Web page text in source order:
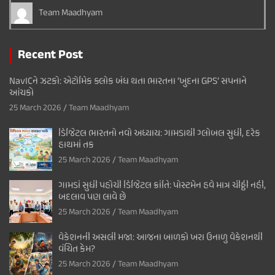
Team Maadhyam
Recent Post
NavICને ઝટકો: એટોમિક ક્લોક બંધ થતા ભારતના ‘ખુદના GPS’ સપનાને
આંચકો
25 March 2026 Team Maadhyam
ડિજિટલ ભારતનો નવો અધ્યાય: ગામડાથી ગ્લોબલ સુધી, દરેક
હાથમાં તક
25 March 2026 Team Maadhyam
ગામડાં સુધી પહોંચી ડિજિટલ ક્રાંતિ: પોસ્ટમેન હવે માત્ર ચીઠ્ઠી નહીં,
બદલાવ પણ લાવે છે
25 March 2026 Team Maadhyam
વેકેશનની અસલી મજા: આજના બાળકો ખરા ઉનાળુ વેકેશનથી
વંચિત કેમ?
25 March 2026 Team Maadhyam